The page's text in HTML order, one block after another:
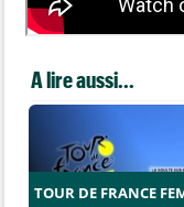
A lire aussi...
TOUR DE FRANCE